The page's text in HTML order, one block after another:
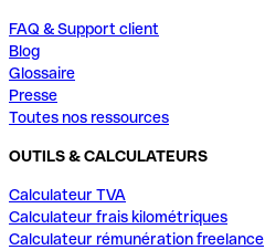
FAQ & Support client
Blog
Glossaire
Presse
Toutes nos ressources
OUTILS & CALCULATEURS
Calculateur TVA
Calculateur frais kilométriques
Calculateur rémunération freelance